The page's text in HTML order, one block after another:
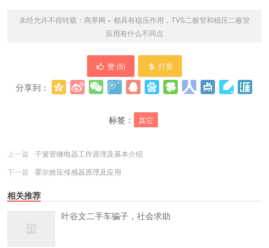
未经允许不得转载： 商界网 » 都具有稳压作用，TVS二极管和稳压二极管
应用有什么不同点
赞 (5) 打赏
分享到：
标签：
其它
上一篇
干簧管继电器工作原理及基本介绍
下一篇
霍尔效应传感器原理及应用
相关推荐
叶谷文二手车骗子，社会求助